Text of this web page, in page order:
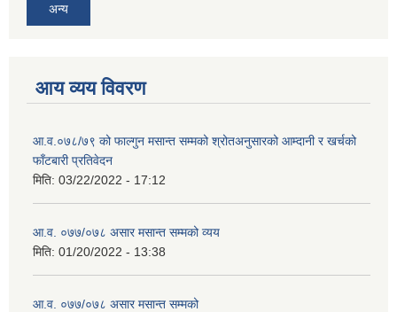
अन्य
आय व्यय विवरण
आ.व.०७८/७९ को फाल्गुन मसान्त सम्मको श्रोतअनुसारको आम्दानी र खर्चको
फाँटबारी प्रतिवेदन
मिति: 03/22/2022 - 17:12
आ.व. ०७७/०७८ असार मसान्त सम्मको व्यय
मिति: 01/20/2022 - 13:38
आ.व. ०७७/०७८ असार मसान्त सम्मको